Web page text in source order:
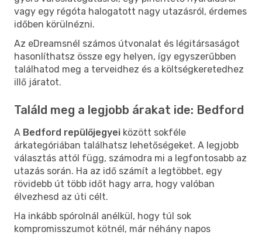
vagy egy régóta halogatott nagy utazásról, érdemes
időben körülnézni.
Az eDreamsnél számos útvonalat és légitársaságot
hasonlíthatsz össze egy helyen, így egyszerűbben
találhatod meg a terveidhez és a költségkeretedhez
illő járatot.
Találd meg a legjobb árakat ide: Bedford
A Bedford repülőjegyei között sokféle
árkategóriában találhatsz lehetőségeket. A legjobb
választás attól függ, számodra mi a legfontosabb az
utazás során. Ha az idő számít a legtöbbet, egy
rövidebb út több időt hagy arra, hogy valóban
élvezhesd az úti célt.
Ha inkább spórolnál anélkül, hogy túl sok
kompromisszumot kötnél, már néhány napos